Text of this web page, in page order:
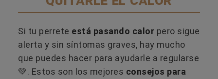
Si tu perrete está pasando calor pero sigue
alerta y sin síntomas graves, hay mucho
que puedes hacer para ayudarle a regularse
💚. Estos son los mejores consejos para